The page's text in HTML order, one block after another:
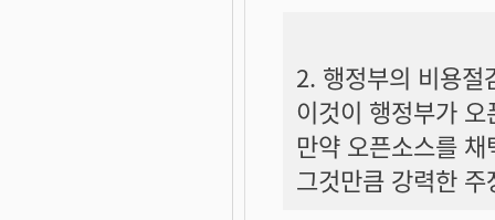
2. 행정부의 비용절
이것이 행정부가
만약 오픈소스를
그것만큼 강력한